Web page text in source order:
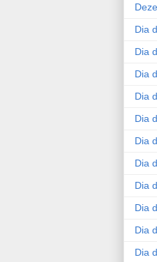
Dia
Dia
Dia
Dia
Dia
Dia
Dia
Dia
Dia
Dia
Dia